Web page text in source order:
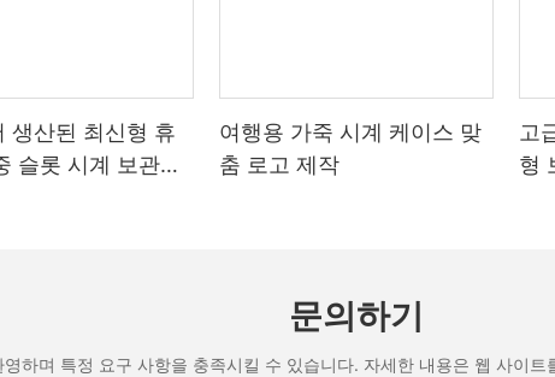
생산된 최신형 휴
슬롯 시계 보관함
여행용 가죽 시계 케이스 맞
춤 로고 제작
고
형
문의하기
하며 특정 요구 사항을 충족시킬 수 있습니다. 자세한 내용은 웹 사이